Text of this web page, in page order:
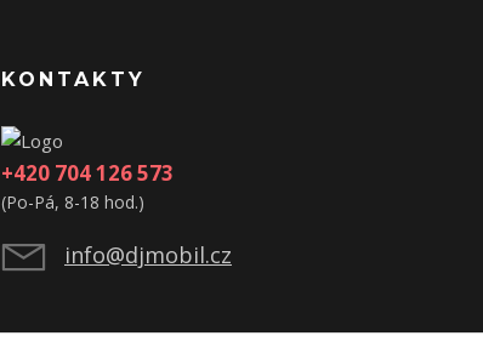
KONTAKTY
+420 704 126 573
(Po-Pá, 8-18 hod.)
info@djmobil.cz